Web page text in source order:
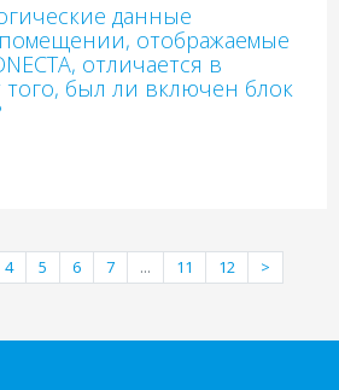
данные
отображаемые
отличается в
того, был ли включен блок
4 5 6 7 ... 11 12
>